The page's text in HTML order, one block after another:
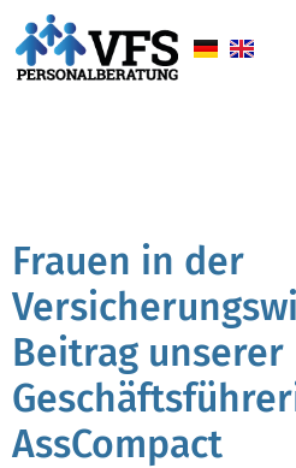
Frauen in der
Beitrag unserer
AssCompact